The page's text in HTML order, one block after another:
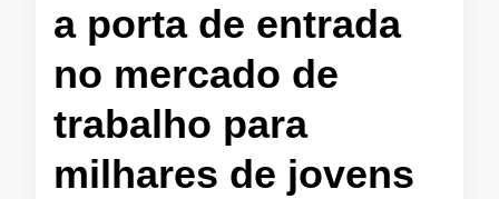
a porta de entrada
no mercado de
trabalho para
milhares de jovens